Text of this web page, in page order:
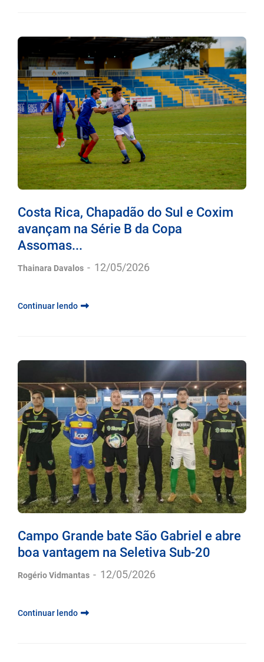
Costa Rica, Chapadão do Sul e Coxim
avançam na Série B da Copa
Assomas...
Thainara Davalos - 12/05/2026
Continuar lendo
Campo Grande bate São Gabriel e abre
boa vantagem na Seletiva Sub-20
Rogério Vidmantas - 12/05/2026
Continuar lendo